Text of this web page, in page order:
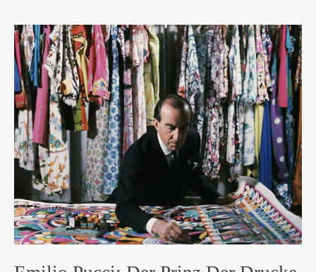
Emilio
Pucci:
Der
Prinz
der
Drucke
und
der
Meister
italienischen
Eleganz